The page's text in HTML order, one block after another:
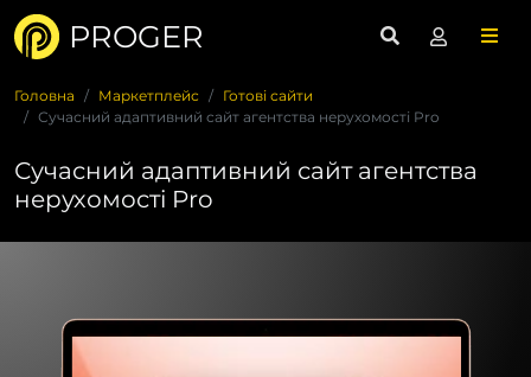
PROGER
Головна Маркетплейс
Готові сайти
Сучасний адаптивний сайт агентства нерухомості Pro
Сучасний адаптивний сайт агентства
нерухомості Pro